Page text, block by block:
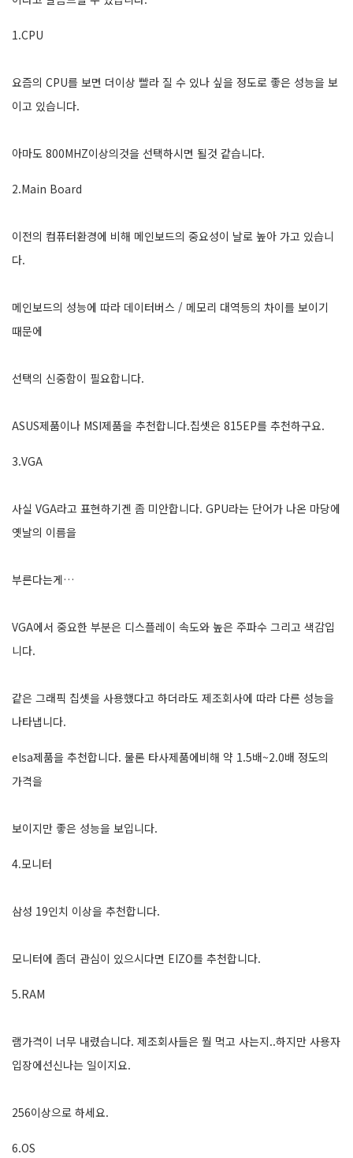
1.CPU
요즘의 CPU를 보면 더이상 빨라 질 수 있나 싶을 정도로 좋은 성능을 보
이고 있습니다.
아마도 800MHZ이상의것을 선택하시면 될것 같습니다.
2.Main Board
이전의 컴퓨터환경에 비해 메인보드의 중요성이 날로 높아 가고 있습니
다.
메인보드의 성능에 따라 데이터버스 / 메모리 대역등의 차이를 보이기
때문에
선택의 신중함이 필요합니다.
ASUS제품이나 MSI제품을 추천합니다.칩셋은 815EP를 추천하구요.
3.VGA
사실 VGA라고 표현하기겐 좀 미안합니다. GPU라는 단어가 나온 마당에
옛날의 이름을
부른다는게…
VGA에서 중요한 부분은 디스플레이 속도와 높은 주파수 그리고 색감입
니다.
같은 그래픽 칩셋을 사용했다고 하더라도 제조회사에 따라 다른 성능을
나타냅니다.
elsa제품을 추천합니다. 물론 타사제품에비해 약 1.5배~2.0배 정도의
가격을
보이지만 좋은 성능을 보입니다.
4.모니터
삼성 19인치 이상을 추천합니다.
모니터에 좀더 관심이 있으시다면 EIZO를 추천합니다.
5.RAM
램가격이 너무 내렸습니다. 제조회사들은 뭘 먹고 사는지..하지만 사용자
입장에선신나는 일이지요.
256이상으로 하세요.
6.OS